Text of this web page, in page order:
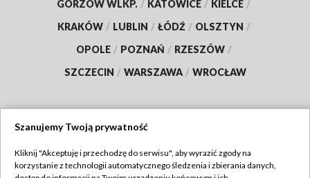
GORZÓW WLKP. / KATOWICE / KIELCE /
KRAKÓW / LUBLIN / ŁÓDŹ / OLSZTYN /
OPOLE / POZNAŃ / RZESZÓW /
SZCZECIN / WARSZAWA / WROCŁAW
TVP
Szanujemy Twoją prywatność
Kliknij "Akceptuję i przechodzę do serwisu", aby wyrazić zgody na
korzystanie z technologii automatycznego śledzenia i zbierania danych,